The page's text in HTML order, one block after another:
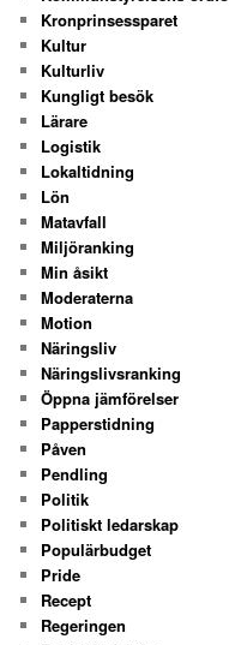
Kronprinsessparet
Kultur
Kulturliv
Kungligt besök
Lärare
Logistik
Lokaltidning
Lön
Matavfall
Miljöranking
Min åsikt
Moderaterna
Motion
Näringsliv
Näringslivsranking
Öppna jämförelser
Papperstidning
Påven
Pendling
Politik
Politiskt ledarskap
Populärbudget
Pride
Recept
Regeringen